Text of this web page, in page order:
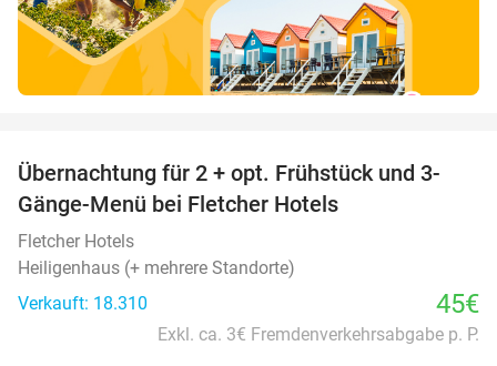
Übernachtung für 2 + opt. Frühstück und 3-
Gänge-Menü bei Fletcher Hotels
Fletcher Hotels
Heiligenhaus (+ mehrere Standorte)
Verkauft: 18.310
45€
Exkl. ca. 3€ Fremdenverkehrsabgabe p. P.